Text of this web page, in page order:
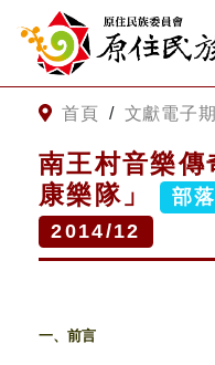
跳到主要內容
網站導覽
客服諮詢
首頁 / 文獻電子
南王村音樂
康樂隊」
部
2014/12
一、前言